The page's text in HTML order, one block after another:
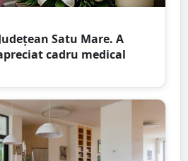
Satu Mare. A
cadru medical